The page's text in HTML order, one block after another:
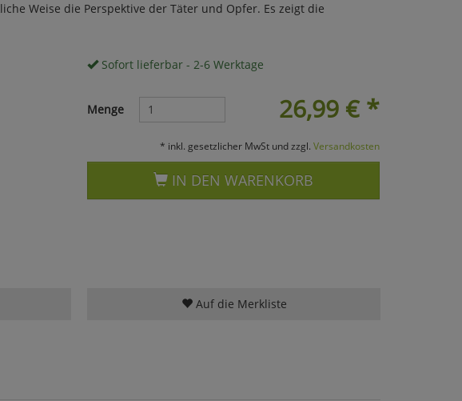
Weise die Perspektive der Täter und Opfer. Es zeigt die
Sofort lieferbar - 2-6 Werktage
26,99 €*
Menge
* inkl. gesetzlicher MwSt und zzgl. Versandkosten
IN DEN WARENKORB
Auf die Merkliste